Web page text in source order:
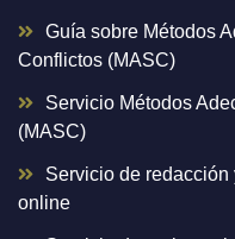
Guía sobre Métodos
Conflictos (MASC)
Servicio Métodos
(MASC)
Servicio de
online